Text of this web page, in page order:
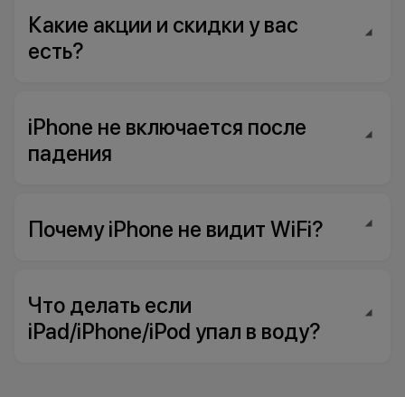
Какие акции и скидки у вас
есть?
iPhone не включается после
падения
Почему iPhone не видит WiFi?
Что делать если
iPad/iPhone/iPod упал в воду?